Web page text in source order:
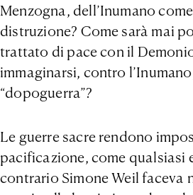
Menzogna, dell’Inumano
distruzione? Come sarà mai
trattato di pace con il
immaginarsi, contro
“dopoguerra”?
Le guerre sacre rendono
pacificazione, come qualsiasi
contrario Simone Weil faceva